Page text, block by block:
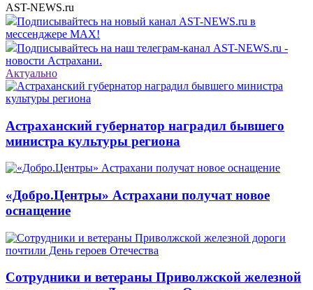
AST-NEWS.ru
Подписывайтесь на новый канал AST-NEWS.ru в
мессенджере MAX!
Подписывайтесь на наш телеграм-канал AST-NEWS.ru -
новости Астрахани.
Актуально
Астраханский губернатор наградил бывшего
министра культуры региона
«Добро.Центры» Астрахани получат новое
оснащение
Сотрудники и ветераны Приволжской железной